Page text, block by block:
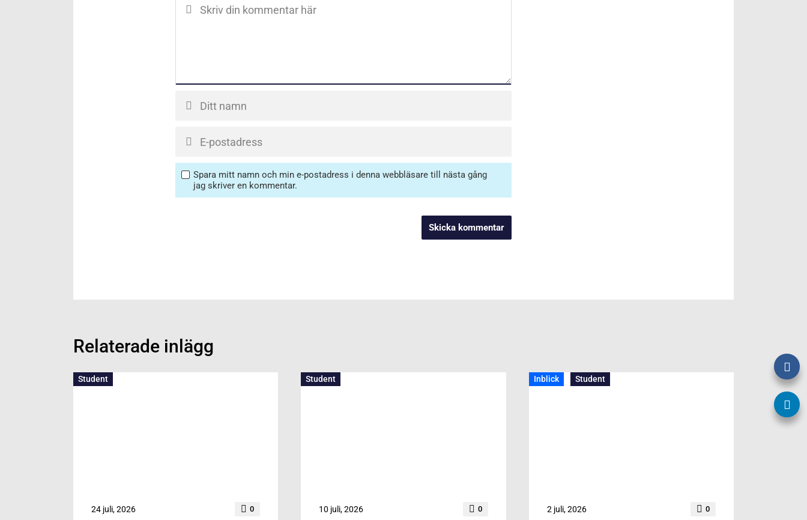
Spara mitt namn och min e-postadress i denna webbläsare till nästa gång
jag skriver en kommentar.
Relaterade inlägg
Student
24 juli, 2026 0
Student
10 juli, 2026 0
Inblick Student
2 juli, 2026 0